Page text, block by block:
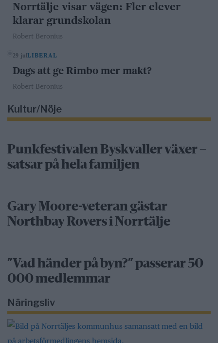
Norrtälje visar vägen: Fler elever
klarar grundskolan
Robert Beronius
29 julLIBERAL
Dags att ge Rimbo mer makt?
Robert Beronius
Kultur/Nöje
Punkfestivalen Byskvaller växer –
satsar på hela familjen
Gary Moore-veteran gästar
Northbay Rovers i Norrtälje
”Vad händer på byn?” passerar 50
000 medlemmar
Näringsliv